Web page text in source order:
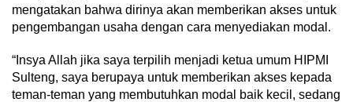
mengatakan bahwa dirinya akan memberikan akses untuk
pengembangan usaha dengan cara menyediakan modal.
“Insya Allah jika saya terpilih menjadi ketua umum HIPMI
Sulteng, saya berupaya untuk memberikan akses kepada
teman-teman yang membutuhkan modal baik kecil, sedang